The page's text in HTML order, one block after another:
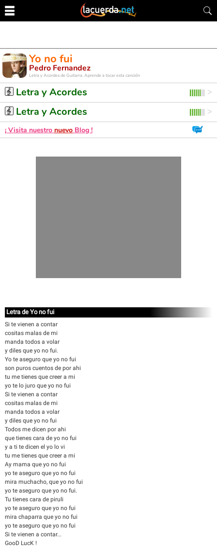
Yo no fui
Pedro Fernandez
Letra y Acordes de Guitarra. Aprende a tocar esta canción
Letra y Acordes
Letra y Acordes
¡ Visita nuestro nuevo Blog !
Letra de Yo no fui
Si te vienen a contar
cositas malas de mi
manda todos a volar
y diles que yo no fui.
Yo te aseguro que yo no fui
son puros cuentos de por ahi
tu me tienes que creer a mi
yo te lo juro que yo no fui
Si te vienen a contar
cositas malas de mi
manda todos a volar
y diles que yo no fui
Todos me dicen por ahi
que tienes cara de yo no fui
y a ti te dicen el yo lo vi
tu me tienes que creer a mi
Ay mama que yo no fui
yo te aseguro que yo no fui
mira muchacho, que yo no fui
yo te aseguro que yo no fui.
Tu tienes cara de piruli
yo te aseguro que yo no fui
mira chaparra que yo no fui
yo te aseguro que yo no fui
Si te vienen a contar...
GooD LucK !